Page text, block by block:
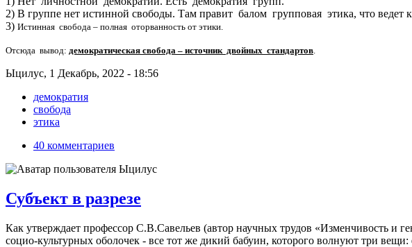
2) В группе нет истинной свободы. Там правит балом групповая этика, что ведет
3) Истинная свобода – полная оторванность от этики.
Отсюда вывод: демократическая свобода – источник двойных стандартов
Ыцилус, 1 Декабрь, 2022 - 18:56
демократия
свобода
этика
40 комментариев
Субъект в разрезе
Как утверждает профессор С.В.Савельев (автор научных трудов «Изменчивость и
социо-культурных оболочек - все тот же дикий бабуин, которого волнуют три